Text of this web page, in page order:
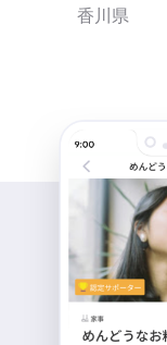
香川県